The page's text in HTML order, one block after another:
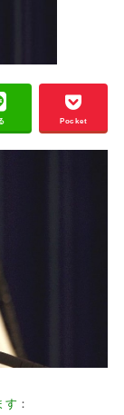
Pocket
す ：